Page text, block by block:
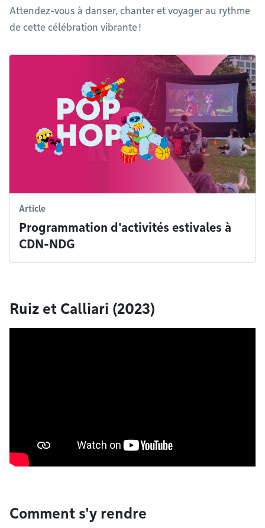
Attendez-vous à danser, chanter et voyager au rythme
de cette célébration vibrante !
Article
Programmation d'activités estivales à
CDN-NDG
Ruiz et Calliari (2023)
Comment s'y rendre